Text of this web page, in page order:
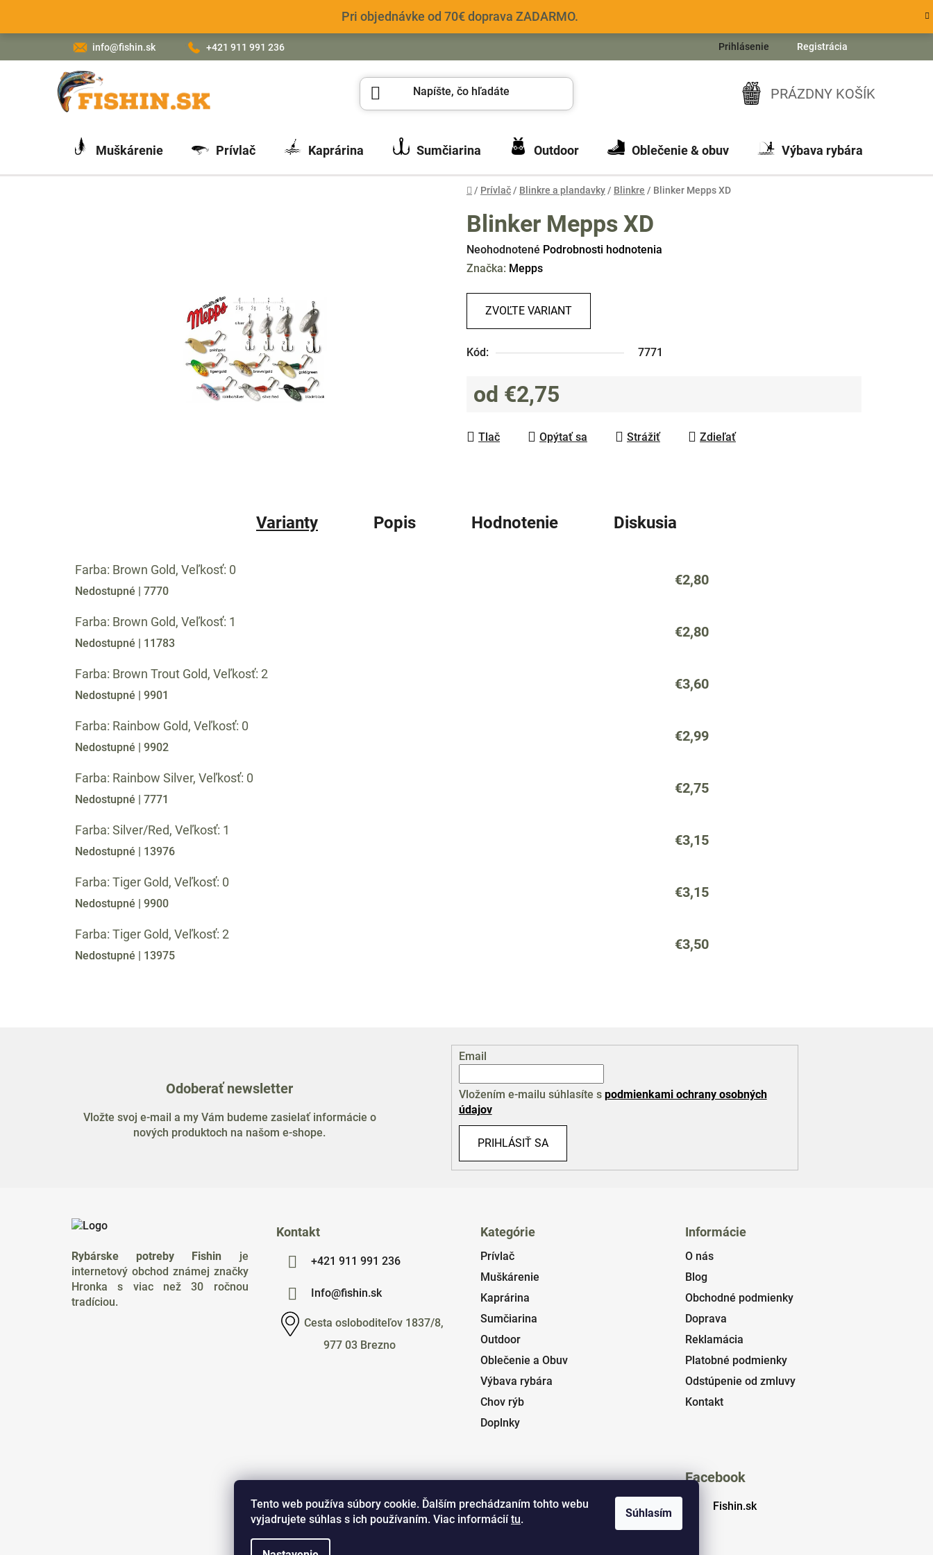
Tento web používa súbory cookie. Ďalším prechádzaním tohto webu
vyjadrujete súhlas s ich používaním. Viac informáciítu. Súhlasím
obsah
Pri objednávke od 70€ doprava ZADARMO.
info@fishin.sk +421 911 991 236 Prihlásenie Registrácia
NÁKUPNÝ
KOŠÍK
PRÁZDNY KOŠÍK
Muškárenie Prívlač Kaprárina Sumčiarina Outdoor Oblečenie & obuv Výbava rybára
Domov
/ Prívlač / Blinkre a plandavky / Blinkre / Blinker Mepps XD
Blinker Mepps XD
Priemerné
hodnotenie
Neohodnotené Podrobnosti hodnotenia
Značka: Mepps
ZVOĽTE VARIANT
Kód: 7771
od €2,75
Tlač
Opýtať sa Strážiť Zdieľať
Varianty Popis Hodnotenie Diskusia
Farba: Brown Gold, Veľkosť: 0
Nedostupné | 7770
€2,80
Farba: Brown Gold, Veľkosť: 1
Nedostupné | 11783
€2,80
Farba: Brown Trout Gold, Veľkosť: 2
Nedostupné | 9901
€3,60
Farba: Rainbow Gold, Veľkosť: 0
Nedostupné | 9902
€2,99
Farba: Rainbow Silver, Veľkosť: 0
Nedostupné | 7771
€2,75
Farba: Silver/Red, Veľkosť: 1
Nedostupné | 13976
€3,15
Farba: Tiger Gold, Veľkosť: 0
Nedostupné | 9900
€3,15
Farba: Tiger Gold, Veľkosť: 2
Nedostupné | 13975
€3,50
Odoberať newsletter
Vložte svoj e-mail a my Vám budeme zasielať informácie o
nových produktoch na našom e-shope.
Email
Vložením e-mailu súhlasíte s podmienkami ochrany osobných
údajov
PRIHLÁSIŤ SA
Rybárske potreby Fishin je
internetový obchod známej značky
Hronka s viac než 30 ročnou
tradíciou.
Kontakt
+421 911 991 236
Info@fishin.sk
Cesta osloboditeľov 1837/8,
977 03 Brezno
Kategórie
Prívlač
Muškárenie
Kaprárina
Sumčiarina
Outdoor
Oblečenie a Obuv
Výbava rybára
Chov rýb
Doplnky
Informácie
O nás
Blog
Obchodné podmienky
Doprava
Reklamácia
Platobné podmienky
Odstúpenie od zmluvy
Kontakt
Facebook
Fishin.sk